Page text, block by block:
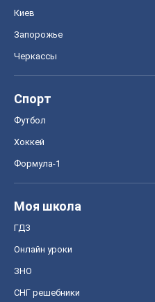
Киев
Запорожье
Черкассы
Спорт
Футбол
Хоккей
Формула-1
Моя школа
ГДЗ
Онлайн уроки
ЗНО
СНГ решебники